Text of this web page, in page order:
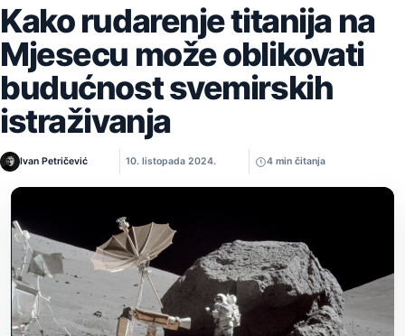
Kako rudarenje titanija na
Mjesecu može oblikovati
budućnost svemirskih
istraživanja
Ivan Petričević 10. listopada 2024. 4 min čitanja